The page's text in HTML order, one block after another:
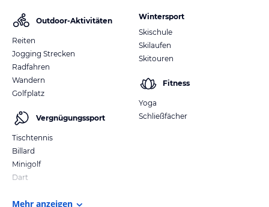
Outdoor-Aktivitäten
Reiten
Jogging Strecken
Radfahren
Wandern
Golfplatz
Vergnügungssport
Tischtennis
Billard
Minigolf
Dart
Wintersport
Skischule
Skilaufen
Skitouren
Fitness
Yoga
Schließfächer
Mehr anzeigen